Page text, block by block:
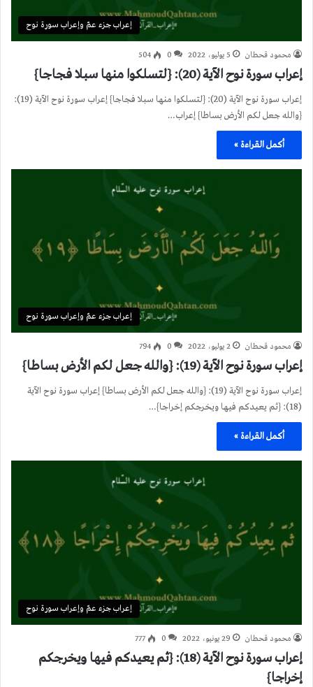
إعراب جزء عمّ وإعراب سورة نوح
محمود قحطان 5 يوليو، 2022 0
504
إعراب سورة نوح الآية (20): {لتسلكوا منها سبلا فجاجا}
إعراب سورة نوح الآية (20): {لتسلكوا منها سبلا فجاجا} إعراب سورة نوح الآية (19):
{والله جعل لكم الأرض بساطا} إعراب…
أكمل القراءة »
إعراب جزء عمّ وإعراب سورة نوح
محمود قحطان 2 يوليو، 2022 0
794
إعراب سورة نوح الآية (19): {والله جعل لكم الأرض بساطا}
إعراب سورة نوح الآية (19): {والله جعل لكم الأرض بساطا} إعراب سورة نوح الآية
(18): {ثم يعيدكم فيها ويخرجكم إخراجا}…
أكمل القراءة »
إعراب جزء عمّ وإعراب سورة نوح
محمود قحطان 29 يونيو، 2022 0
777
إعراب سورة نوح الآية (18): {ثم يعيدكم فيها ويخرجكم
إخراجا}